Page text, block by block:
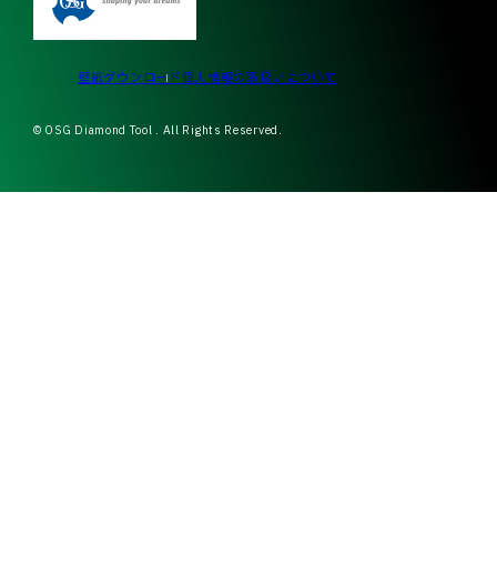
壁紙ダウンロード個人情報の取扱いについて
© OSG Diamond Tool . All Rights Reserved.